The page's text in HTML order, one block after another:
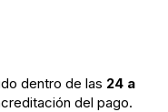
dentro de las 24 a
del pago.